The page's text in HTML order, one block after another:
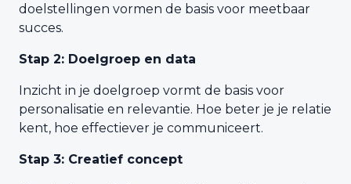
doelstellingen vormen de basis voor meetbaar
succes.
Stap 2: Doelgroep en data
Inzicht in je doelgroep vormt de basis voor
personalisatie en relevantie. Hoe beter je je relatie
kent, hoe effectiever je communiceert.
Stap 3: Creatief concept